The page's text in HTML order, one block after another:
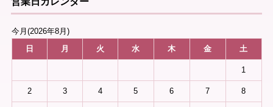
今月(2026年8月)
日
月 火 水 木 金 土
1
2 3 4 5 6 7 8